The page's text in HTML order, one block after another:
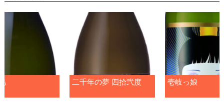
二千年の夢 四拾弐度 壱岐っ娘